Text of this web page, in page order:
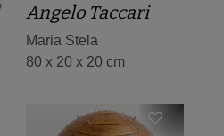
Angelo Taccari
Maria Stela
80 x 20 x 20 cm